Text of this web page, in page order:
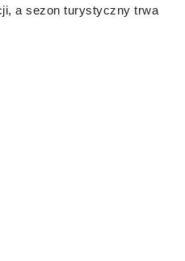
a sezon turystyczny trwa